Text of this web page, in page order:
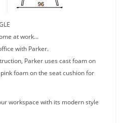
at work...
with Parker.
Parker uses cast foam on
foam on the seat cushion for
workspace with its modern style